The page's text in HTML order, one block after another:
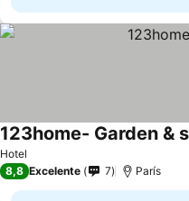
Hotel
123home- Garden &
8,8 Excelente 7 París